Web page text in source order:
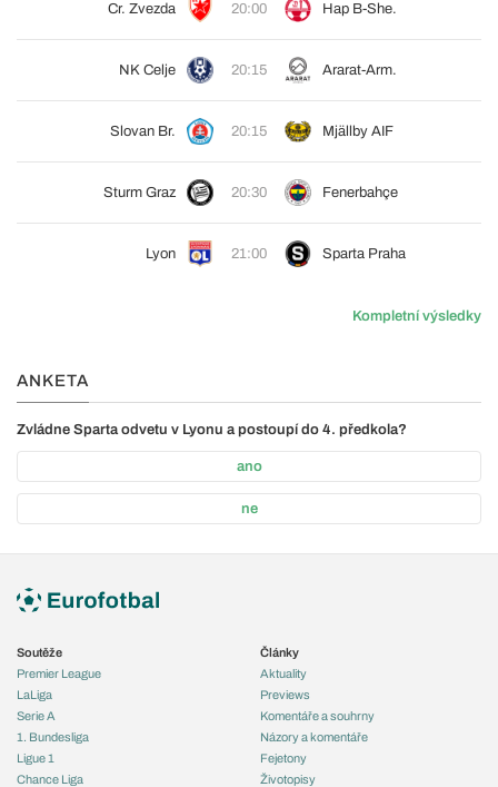
Cr. Zvezda 20:00 Hap B-She.
NK Celje 20:15 Ararat-Arm.
Slovan Br. 20:15 Mjällby AIF
Sturm Graz 20:30 Fenerbahçe
Lyon 21:00 Sparta Praha
Kompletní výsledky
ANKETA
Zvládne Sparta odvetu v Lyonu a postoupí do 4. předkola?
ano
ne
Soutěže
Premier League
LaLiga
Serie A
1. Bundesliga
Ligue 1
Chance Liga
Články
Aktuality
Previews
Komentáře a souhrny
Názory a komentáře
Fejetony
Životopisy